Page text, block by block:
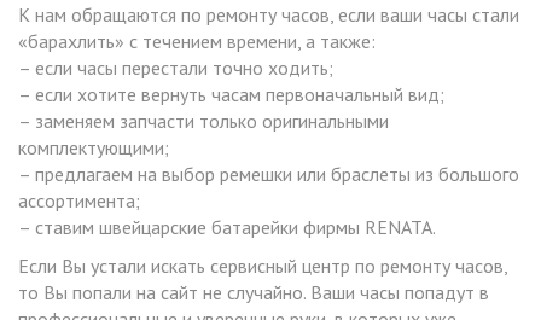
К нам обращаются по ремонту часов, если ваши часы стали
«барахлить» с течением времени, а также:
– если часы перестали точно ходить;
– если хотите вернуть часам первоначальный вид;
– заменяем запчасти только оригинальными
комплектующими;
– предлагаем на выбор ремешки или браслеты из большого
ассортимента;
– ставим швейцарские батарейки фирмы RENATA.
Если Вы устали искать сервисный центр по ремонту часов,
то Вы попали на сайт не случайно. Ваши часы попадут в